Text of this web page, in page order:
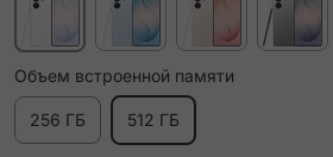
Объем встроенной памяти
256 ГБ 512 ГБ